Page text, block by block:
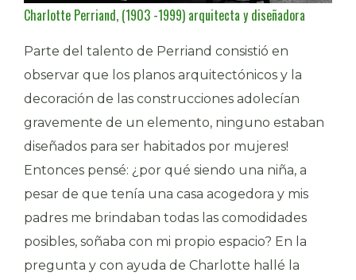
Charlotte Perriand, (1903 -1999) arquitecta y diseñadora
Parte del talento de Perriand consistió en
observar que los planos arquitectónicos y la
decoración de las construcciones adolecían
gravemente de un elemento, ninguno estaban
diseñados para ser habitados por mujeres!
Entonces pensé: ¿por qué siendo una niña, a
pesar de que tenía una casa acogedora y mis
padres me brindaban todas las comodidades
posibles, soñaba con mi propio espacio? En la
pregunta y con ayuda de Charlotte hallé la